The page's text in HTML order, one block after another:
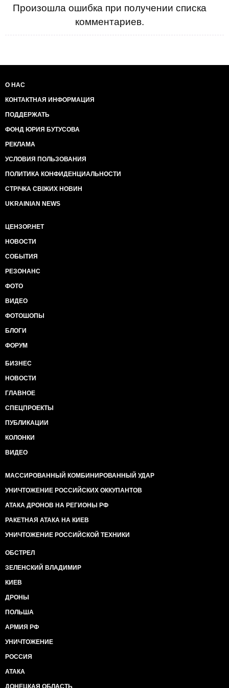
Но мы соберем свои силы,
И будешь лежать ты в могиле,
А надпись: не он, а оно - Не «Путин»,
а просто «Ху.ло»!
Произошла ошибка при получении списка
комментариев.
О НАС
КОНТАКТНАЯ ИНФОРМАЦИЯ
ПОДДЕРЖАТЬ
ФОНД ЮРИЯ БУТУСОВА
РЕКЛАМА
УСЛОВИЯ ПОЛЬЗОВАНИЯ
ПОЛИТИКА КОНФИДЕНЦИАЛЬНОСТИ
СТРІЧКА СВІЖИХ НОВИН
UKRAINIAN NEWS
ЦЕНЗОР.НЕТ
НОВОСТИ
СОБЫТИЯ
РЕЗОНАНС
ФОТО
ВИДЕО
ФОТОШОПЫ
БЛОГИ
ФОРУМ
БИЗНЕС
НОВОСТИ
ГЛАВНОЕ
СПЕЦПРОЕКТЫ
ПУБЛИКАЦИИ
КОЛОНКИ
ВИДЕО
МАССИРОВАННЫЙ КОМБИНИРОВАННЫЙ УДАР
УНИЧТОЖЕНИЕ РОССИЙСКИХ ОККУПАНТОВ
АТАКА ДРОНОВ НА РЕГИОНЫ РФ
РАКЕТНАЯ АТАКА НА КИЕВ
УНИЧТОЖЕНИЕ РОССИЙСКОЙ ТЕХНИКИ
ОБСТРЕЛ
ЗЕЛЕНСКИЙ ВЛАДИМИР
КИЕВ
ДРОНЫ
ПОЛЬША
АРМИЯ РФ
УНИЧТОЖЕНИЕ
РОССИЯ
АТАКА
ДОНЕЦКАЯ ОБЛАСТЬ